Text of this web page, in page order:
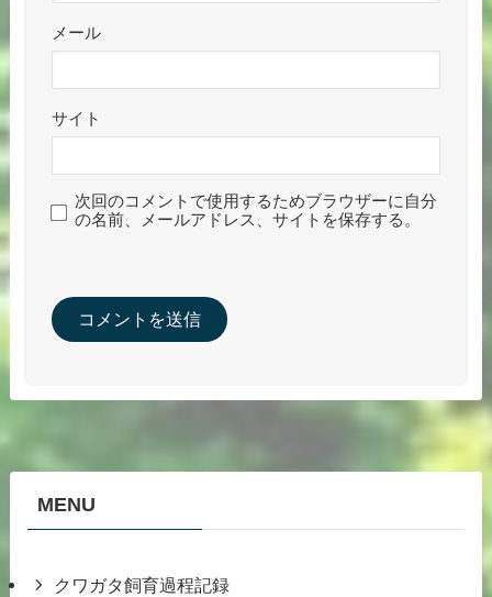
メール
サイト
次回のコメントで使用するためブラウザーに自分
の名前、メールアドレス、サイトを保存する。
MENU
クワガタ飼育過程記録